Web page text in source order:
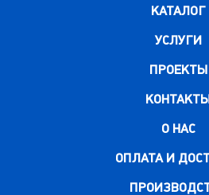
КАТАЛОГ
УСЛУГИ
ПРОЕКТЫ
О НАС
ОПЛАТА И